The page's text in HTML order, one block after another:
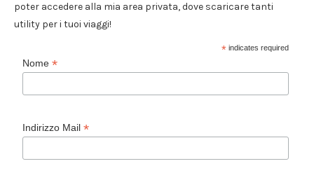
poter accedere alla mia area privata, dove scaricare tanti
utility per i tuoi viaggi!
* indicates required
Nome*
Indirizzo Mail*